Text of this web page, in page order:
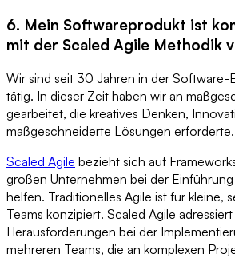
6. Mein Softwareprodukt ist
mit der Scaled Agile Methodik
Wir sind seit 30 Jahren in der Software-
tätig. In dieser Zeit haben wir an
gearbeitet, die kreatives Denken,
maßgeschneiderte Lösungen erforderte.
Scaled Agile bezieht sich auf
großen Unternehmen bei der
helfen. Traditionelles Agile ist für kleine,
Teams konzipiert. Scaled Agile adressiert
Herausforderungen bei der
mehreren Teams, die an komplexen